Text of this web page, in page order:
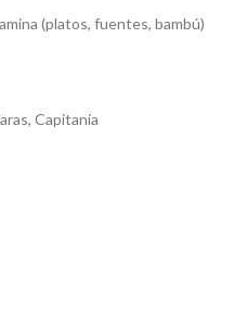
(platos, fuentes, bambú)
Capitanía